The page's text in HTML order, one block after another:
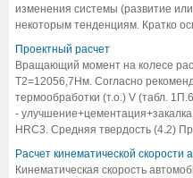
изменения системы (развитие
некоторым тенденциям. Кратко
Проектный расчет
Вращающий момент на колесе
Т2=12056,7Нм. Согласно
термообработки (т.о.) V (табл.
-
HRC3. Средняя твердость (4.2)
Расчет кинематической
Кинематическая скорость